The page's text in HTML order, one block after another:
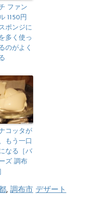
ファン
1150円
ポンジに
多く使っ
のがよく
コッタが
もう一口
なる［バ
ズ 調布
, 調布市 デザート